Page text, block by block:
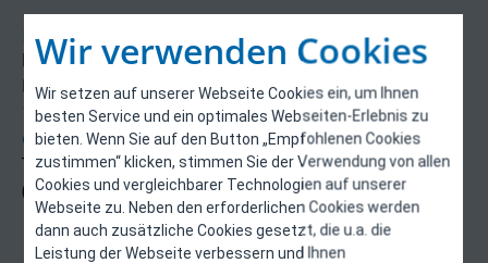
Wir verwenden Cookies
Wir setzen auf unserer Webseite Cookies ein, um Ihnen
besten Service und ein optimales Webseiten-Erlebnis zu
bieten. Wenn Sie auf den Button „Empfohlenen Cookies
zustimmen“ klicken, stimmen Sie der Verwendung von allen
Cookies und vergleichbarer Technologien auf unserer
Webseite zu. Neben den erforderlichen Cookies werden
dann auch zusätzliche Cookies gesetzt, die u.a. die
Leistung der Webseite verbessern und Ihnen
Kontakt
E-Control
Rudolfsplatz 13a
1010 Wien
energieeffizienz@e-control.at
Tel +43 1 5324724
(Mo, Mi-Fr 09:30-12:30 Uhr)